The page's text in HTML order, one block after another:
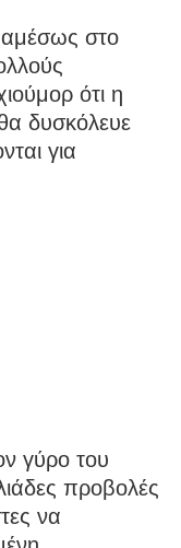
αμέσως στο
ότι η
δυσκόλευε
για
γύρο του
προβολές
να